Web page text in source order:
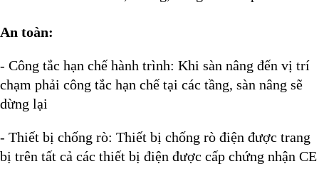
An toàn:
- Công tắc hạn chế hành trình: Khi sàn nâng đến vị trí
chạm phải công tắc hạn chế tại các tầng, sàn nâng sẽ
dừng lại
- Thiết bị chống rò: Thiết bị chống rò điện được trang
bị trên tất cả các thiết bị điện được cấp chứng nhận CE